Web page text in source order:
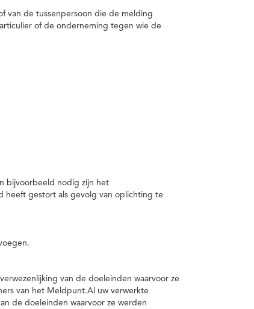
van de tussenpersoon die de melding
of de onderneming tegen wie de
bijvoorbeeld nodig zijn het
heeft gestort als gevolg van oplichting te
van de doeleinden waarvoor ze
van het Meldpunt.Al uw verwerkte
de doeleinden waarvoor ze werden